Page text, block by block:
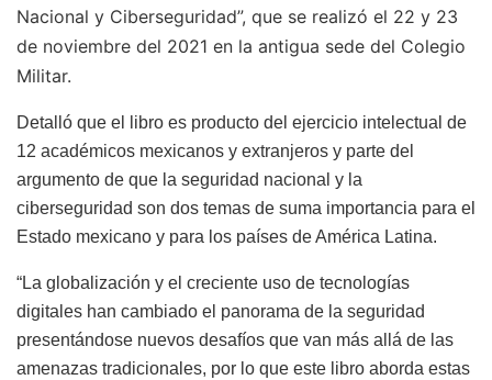
Nacional y Ciberseguridad”, que se realizó el 22 y 23
de noviembre del 2021 en la antigua sede del Colegio
Militar.
Detalló que el libro es producto del ejercicio intelectual de
12 académicos mexicanos y extranjeros y parte del
argumento de que la seguridad nacional y la
ciberseguridad son dos temas de suma importancia para el
Estado mexicano y para los países de América Latina.
“La globalización y el creciente uso de tecnologías
digitales han cambiado el panorama de la seguridad
presentándose nuevos desafíos que van más allá de las
amenazas tradicionales, por lo que este libro aborda estas